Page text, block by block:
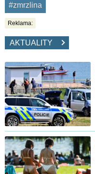
#zmrzlina
Reklama:
AKTUALITY